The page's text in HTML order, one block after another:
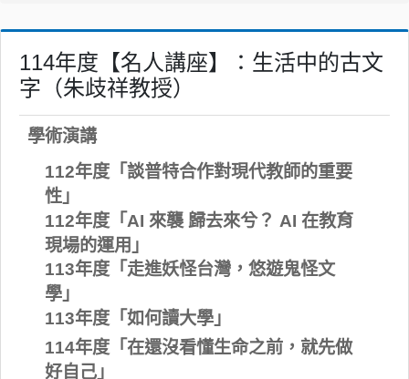
114年度【名人講座】：生活中的古文
字（朱歧祥教授）
學術演講
112年度「談普特合作對現代教師的重要
性」
112年度「AI 來襲 歸去來兮？ AI 在教育
現場的運用」
113年度「走進妖怪台灣，悠遊鬼怪文
學」
113年度「如何讀大學」
114年度「在還沒看懂生命之前，就先做
好自己」